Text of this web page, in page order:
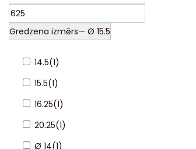
Gredzena izmērs— Ø 15.5
14.5(1)
15.5(1)
16.25(1)
20.25(1)
Ø 14(1)